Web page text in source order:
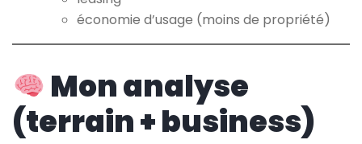
économie d’usage (moins de propriété)
Mon analyse
(terrain + business)